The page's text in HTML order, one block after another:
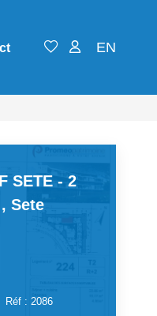
EN
SETE - 2
,Sete
Réf : 2086